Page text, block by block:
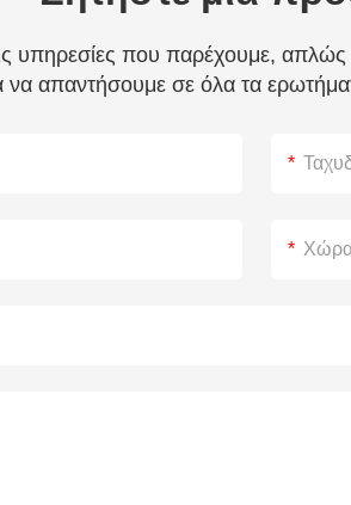
υπηρεσίες που παρέχουμε,
να απαντήσουμε σε όλα τα